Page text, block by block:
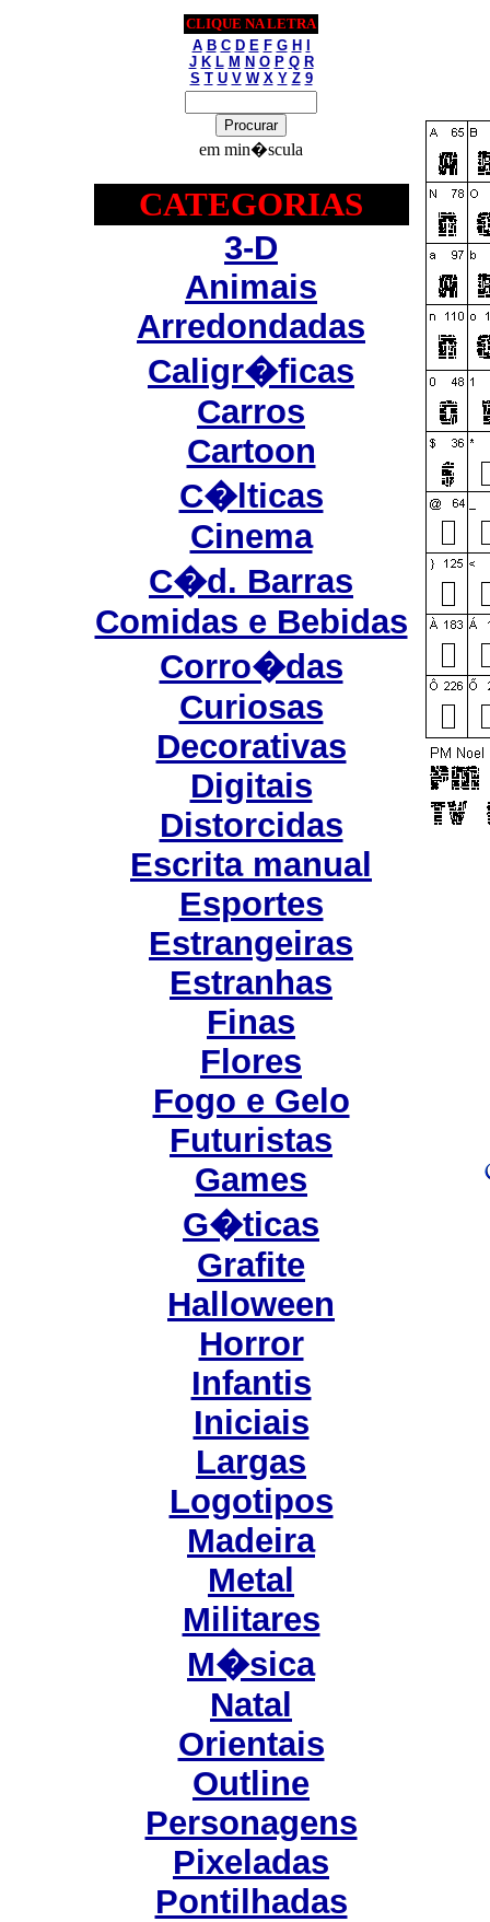
CLIQUE NA LETRA
A B C D E F G H
J K L M N O P Q R
S T U V W X Y Z 9
em min�scula
CATEGORIAS
3-D
Animais
Arredondadas
Caligr�ficas
Carros
Cartoon
C�lticas
Cinema
C�d. Barras
Comidas e Bebidas
Corro�das
Curiosas
Decorativas
Digitais
Distorcidas
Escrita manual
Esportes
Estrangeiras
Estranhas
Finas
Flores
Fogo e Gelo
Futuristas
Games
G�ticas
Grafite
Halloween
Horror
Infantis
Iniciais
Largas
Logotipos
Madeira
Metal
Militares
M�sica
Natal
Orientais
Outline
Personagens
Pixeladas
Pontilhadas